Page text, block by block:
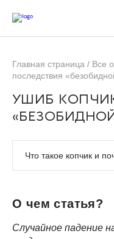
Главная страница / Все
последствия
УШИБ
Что такое копчик и
О чем статья?
Случайное падение